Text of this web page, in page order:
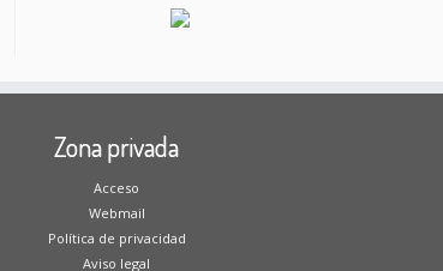
Zona privada
Acceso
Webmail
Política de privacidad
Aviso legal